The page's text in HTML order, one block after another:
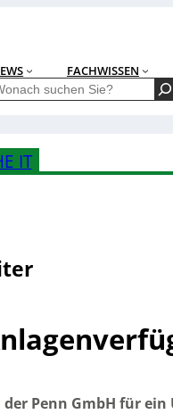
FACHWISSEN
IT
Penn GmbH für ein